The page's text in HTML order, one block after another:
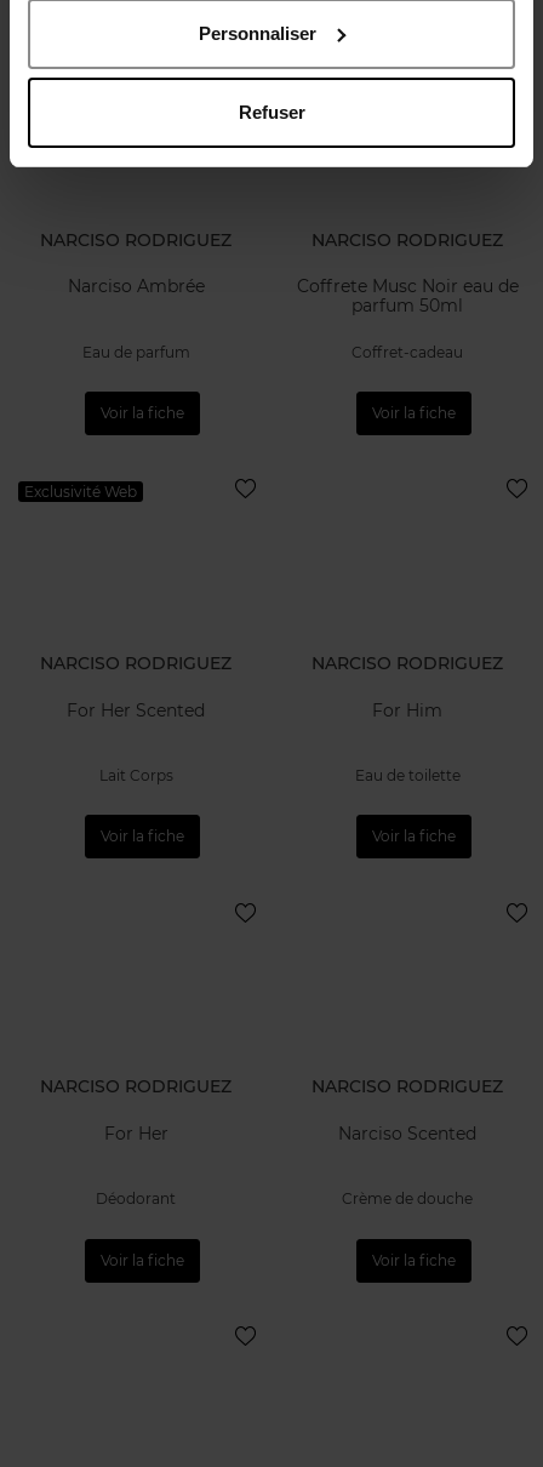
Personnaliser
Refuser
NARCISO RODRIGUEZ
Narciso Ambrée
Eau de parfum
Voir la fiche
Nouveauté
NARCISO RODRIGUEZ
Coffrete Musc Noir eau de
parfum 50ml
Coffret-cadeau
Voir la fiche
Exclusivité Web
NARCISO RODRIGUEZ
For Her Scented
Lait Corps
Voir la fiche
NARCISO RODRIGUEZ
For Him
Eau de toilette
Voir la fiche
NARCISO RODRIGUEZ
For Her
Déodorant
Voir la fiche
NARCISO RODRIGUEZ
Narciso Scented
Crème de douche
Voir la fiche